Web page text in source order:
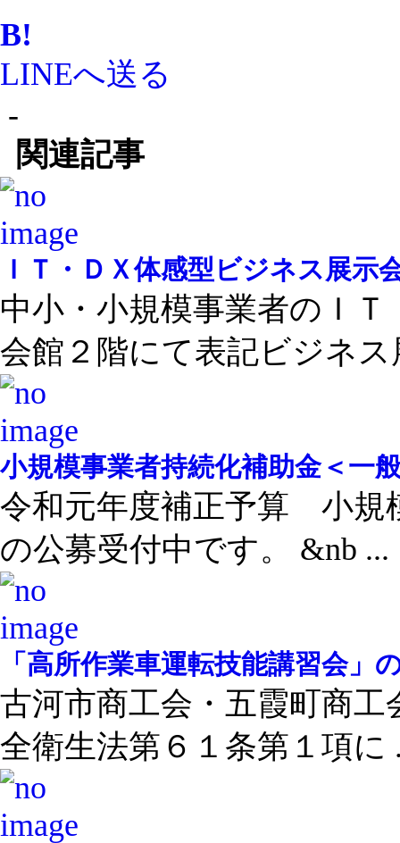
B!
LINEへ送る
-
関連記事
ＩＴ・ＤＸ体感型ビジネス展示
中小・小規模事業者のＩ
会館２階にて表記ビジネス
小規模事業者持続化補助金＜一
令和元年度補正予算 小規
の公募受付中です。 &nb ...
「高所作業車運転技能講習会」
古河市商工会・五霞町商
全衛生法第６１条第１項に